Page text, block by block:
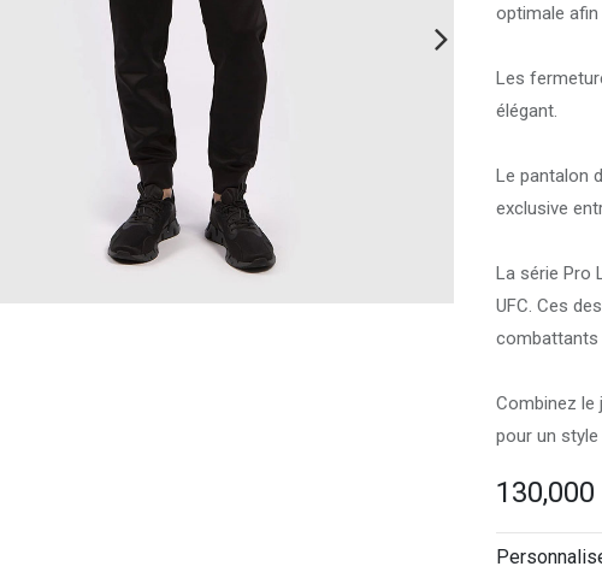
optimale
Les
élégant.
Le pantalon
exclusive
La série Pro
UFC. Ces
combattants
Combinez le
pour un
130,000